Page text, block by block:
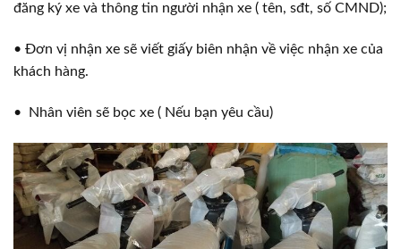
đăng ký xe và thông tin người nhận xe ( tên, sđt, số CMND);
• Đơn vị nhận xe sẽ viết giấy biên nhận về việc nhận xe của
khách hàng.
• Nhân viên sẽ bọc xe ( Nếu bạn yêu cầu)